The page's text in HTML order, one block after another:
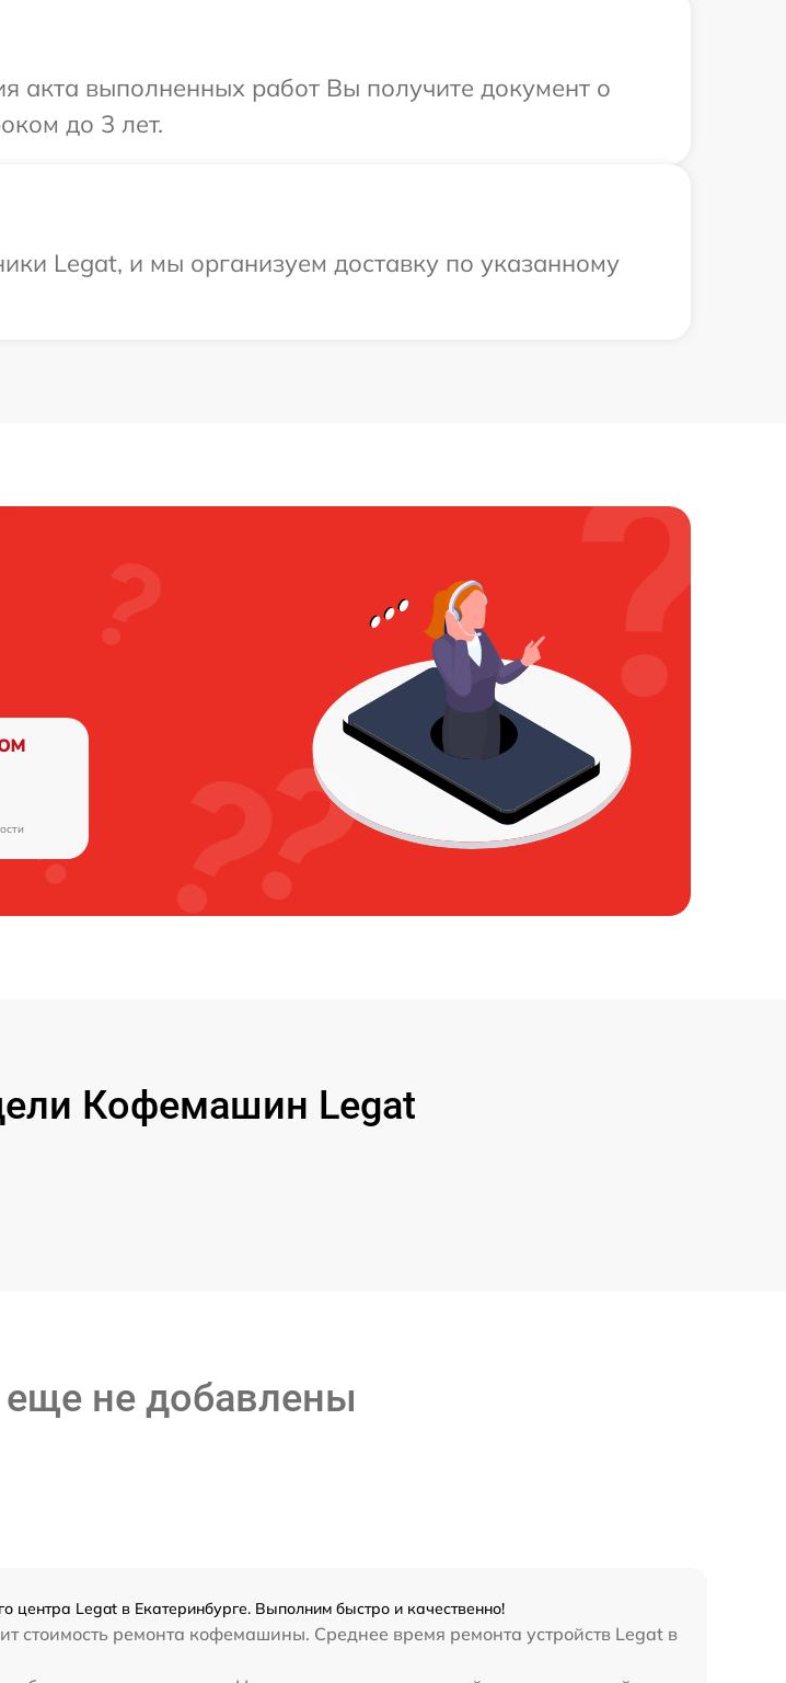
акта выполненных работ Вы получите документ о
до 3 лет.
Legat, и мы организуем доставку по указанному
Кофемашин Legat
не добавлены
Legat в Екатеринбурге. Выполним быстро и качественно!
стоимость ремонта кофемашины. Среднее время ремонта устройств Legat в